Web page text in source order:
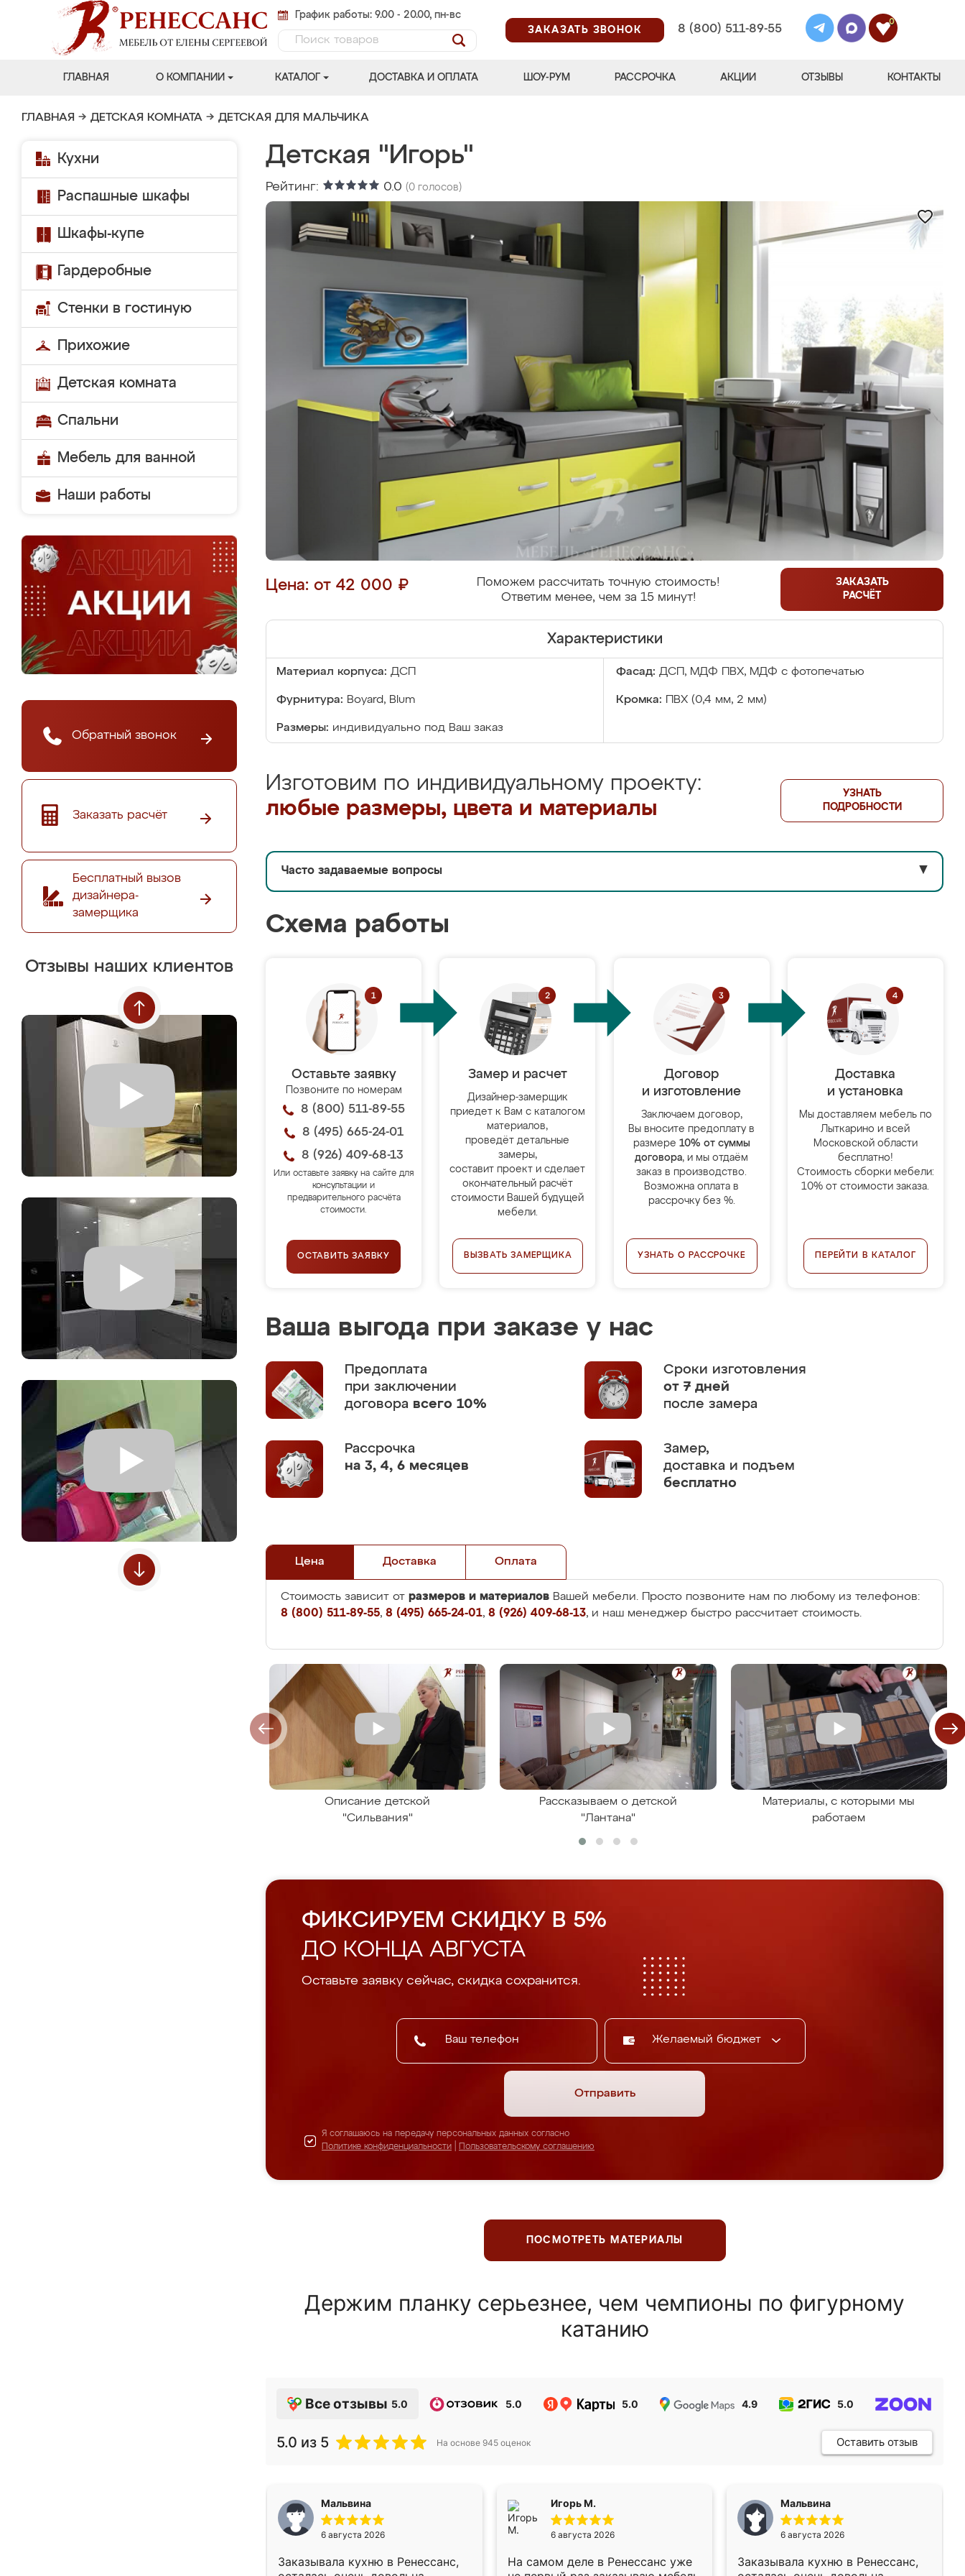
График работы: 9.00 - 20.00, пн-вс
ЗАКАЗАТЬ ЗВОНОК
8 (800) 511-89-55
0
ГЛАВНАЯ О КОМПАНИИ КАТАЛОГ ДОСТАВКА И ОПЛАТА ШОУ-РУМ РАССРОЧКА АКЦИИ ОТЗЫВЫ КОНТАКТЫ
ГЛАВНАЯ → ДЕТСКАЯ КОМНАТА → ДЕТСКАЯ ДЛЯ МАЛЬЧИКА
Кухни
Распашные шкафы
Шкафы-купе
Гардеробные
Стенки в гостиную
Прихожие
Детская комната
Спальни
Мебель для ванной
Наши работы
Обратный звонок
Заказать расчёт
Бесплатный вызов
дизайнера-
замерщика
Отзывы наших клиентов
Детская "Игорь"
Рейтинг: 0.0 (0 голосов)
Цена: от 42 000 ₽
Поможем рассчитать точную стоимость!
Ответим менее, чем за 15 минут!
ЗАКАЗАТЬ
РАСЧЁТ
Характеристики
Материал корпуса: ДСП Фасад: ДСП, МДФ ПВХ, МДФ с фотопечатью
Фурнитура: Boyard, Blum Кромка: ПВХ (0,4 мм, 2 мм)
Размеры: индивидуально под Ваш заказ
Изготовим по индивидуальному проекту:
любые размеры, цвета и материалы
УЗНАТЬ
ПОДРОБНОСТИ
Часто задаваемые вопросы ▼
Схема работы
Оставьте заявку
Позвоните по номерам
8 (800) 511-89-55
8 (495) 665-24-01
8 (926) 409-68-13
Или оставьте заявку на сайте для
консультации и
предварительного расчёта
стоимости.
ОСТАВИТЬ ЗАЯВКУ
Замер и расчет
Дизайнер-замерщик
приедет к Вам с каталогом
материалов,
проведёт детальные
замеры,
составит проект и сделает
окончательный расчёт
стоимости Вашей будущей
мебели.
ВЫЗВАТЬ ЗАМЕРЩИКА
Договор
и изготовление
Заключаем договор,
Вы вносите предоплату в
размере 10% от суммы
договора, и мы отдаём
заказ в производство.
Возможна оплата в
рассрочку без %.
УЗНАТЬ О РАССРОЧКЕ
Доставка
и установка
Мы доставляем мебель по
Лыткарино и всей
Московской области
бесплатно!
Стоимость сборки мебели:
10% от стоимости заказа.
ПЕРЕЙТИ В КАТАЛОГ
Ваша выгода при заказе у нас
Предоплата
при заключении
договора всего 10%
Сроки изготовления
от 7 дней
после замера
Рассрочка
на 3, 4, 6 месяцев
Замер,
доставка и подъем
бесплатно
Цена Доставка Оплата
Стоимость зависит от размеров и материалов Вашей мебели. Просто позвоните нам по любому из телефонов:
8 (800) 511-89-55, 8 (495) 665-24-01, 8 (926) 409-68-13, и наш менеджер быстро рассчитает стоимость.
Описание детской
"Сильвания"
Рассказываем о детской
"Лантана"
Материалы, с которыми мы
работаем
ФИКСИРУЕМ СКИДКУ В 5%
ДО КОНЦА АВГУСТА
Оставьте заявку сейчас, скидка сохранится.
Желаемый бюджет
Отправить
Я соглашаюсь на передачу персональных данных согласно
Политике конфиденциальности
Пользовательскому соглашению
ПОСМОТРЕТЬ МАТЕРИАЛЫ
Держим планку серьезнее, чем чемпионы по фигурному
катанию
Все отзывы 5.0 5.0 5.0 4.9 5.0
5.0 из 5 На основе 945 оценок Оставить отзыв
Мальвина
6 августа 2026
Заказывала кухню в Ренессанс,
Игорь М.
6 августа 2026
На самом деле в Ренессанс уже
Мальвина
6 августа 2026
Заказывала кухню в Ренессанс,